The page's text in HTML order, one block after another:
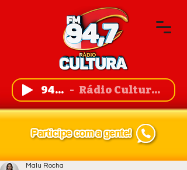
94,7 FM Rádio Cultura de Guanambi
Malu Rocha